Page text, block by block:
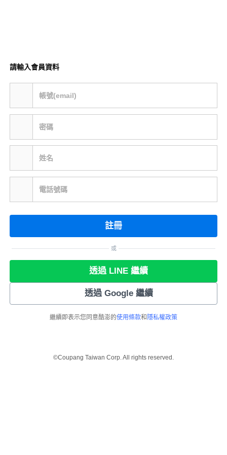
請輸入會員資料
帳號(email)
密碼
姓名
電話號碼
註冊
或
透過 LINE 繼續
透過 Google 繼續
繼續即表示您同意酷澎的使用條款和 隱私權政策
©Coupang Taiwan Corp. All rights reserved.